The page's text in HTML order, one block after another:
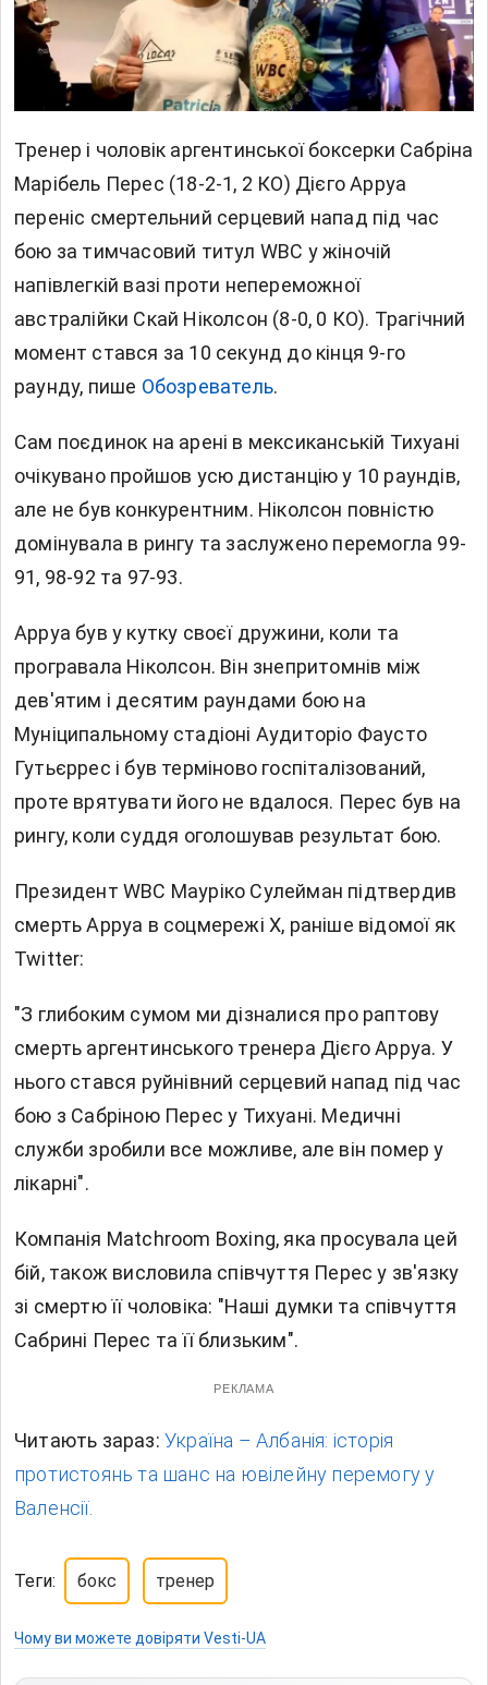
Тренер і чоловік аргентинської боксерки Сабріна
Марібель Перес (18-2-1, 2 КО) Дієго Арруа
переніс смертельний серцевий напад під час
бою за тимчасовий титул WBC у жіночій
напівлегкій вазі проти непереможної
австралійки Скай Ніколсон (8-0, 0 КО). Трагічний
момент стався за 10 секунд до кінця 9-го
раунду, пише Обозреватель.
Сам поєдинок на арені в мексиканській Тихуані
очікувано пройшов усю дистанцію у 10 раундів,
але не був конкурентним. Ніколсон повністю
домінувала в рингу та заслужено перемогла 99-
91, 98-92 та 97-93.
Арруа був у кутку своєї дружини, коли та
програвала Ніколсон. Він знепритомнів між
дев'ятим і десятим раундами бою на
Муніципальному стадіоні Аудиторіо Фаусто
Гутьєррес і був терміново госпіталізований,
проте врятувати його не вдалося. Перес був на
рингу, коли суддя оголошував результат бою.
Президент WBC Мауріко Сулейман підтвердив
смерть Арруа в соцмережі Х, раніше відомої як
Twitter:
"З глибоким сумом ми дізналися про раптову
смерть аргентинського тренера Дієго Арруа. У
нього стався руйнівний серцевий напад під час
бою з Сабріною Перес у Тихуані. Медичні
служби зробили все можливе, але він помер у
лікарні".
Компанія Matchroom Boxing, яка просувала цей
бій, також висловила співчуття Перес у зв'язку
зі смертю її чоловіка: "Наші думки та співчуття
Сабрині Перес та її близьким".
РЕКЛАМА
Читають зараз: Україна – Албанія: історія
протистоянь та шанс на ювілейну перемогу у
Валенсії.
Теги: бокс тренер
Чому ви можете довіряти Vesti-UA